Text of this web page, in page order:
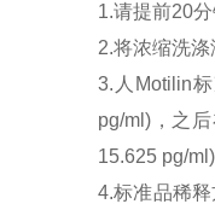
1.请提前20
2.将浓缩洗
3.人Motilin
pg/ml)，之
15.625 pg/
4.标准品稀